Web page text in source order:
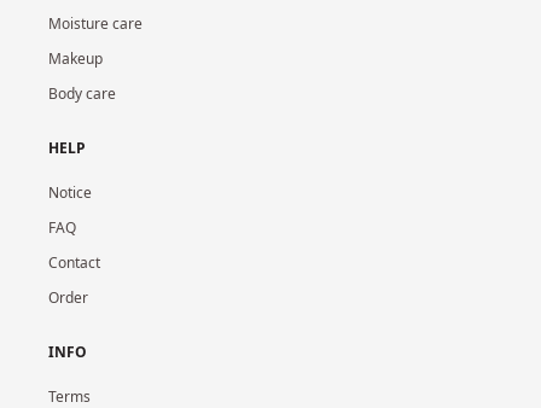
Moisture care
Makeup
Body care
HELP
Notice
FAQ
Contact
Order
INFO
Terms